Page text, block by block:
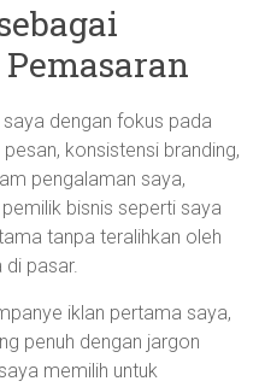
dengan fokus pada
konsistensi branding,
pengalaman saya,
bisnis seperti saya
tanpa teralihkan oleh
di pasar.
iklan pertama saya,
penuh dengan jargon
memilih untuk